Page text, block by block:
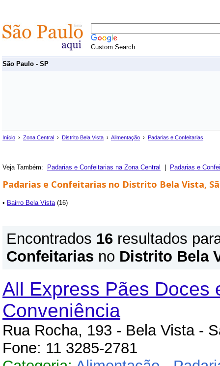
Custom Search
São Paulo - SP
Início › Zona Central › Distrito Bela Vista › Alimentação › Padarias e Confeitarias
Veja Também: Padarias e Confeitarias na Zona Central Padarias e
Padarias e Confeitarias no Distrito Bela Vista,
• Bairro Bela Vista(16)
Encontrados 16 resultados
Confeitarias no Distrito Bela
All Express Pães Doces
Conveniência
Rua Rocha, 193 - Bela Vista -
Fone: 11 3285-2781